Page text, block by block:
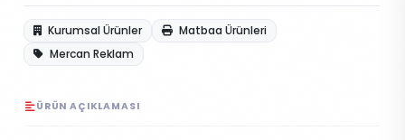
Kurumsal Ürünler
Matbaa Ürünleri
Mercan Reklam
ÜRÜN AÇIKLAMASI